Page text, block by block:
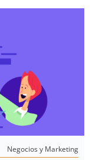
expandir
Negocios y Marketing